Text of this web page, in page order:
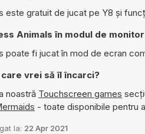
este gratuit de jucat pe Y8 și
Animals în modul de
poate fi jucat în mod de ecran
vrei să îl încarci?
noastră Touchscreen games
- toate disponibile pentru
la: 22 Apr 2021